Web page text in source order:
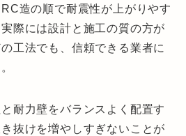
造の順で耐震性が上がりやす
際には設計と施工の質の方が
工法でも、信頼できる業者に
耐力壁をバランスよく配置す
抜けを増やしすぎないことが